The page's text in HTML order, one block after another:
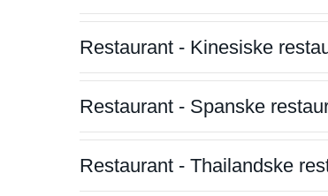
Restaurant - Kinesiske
Restaurant - Spanske
Restaurant - Thailandske